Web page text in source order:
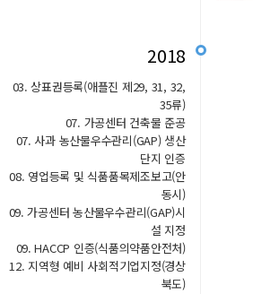
2018
03. 상표권등록(애플진 제29, 31, 32,
35류)
07. 가공센터 건축물 준공
07. 사과 농산물우수관리(GAP) 생산
단지 인증
08. 영업등록 및 식품품목제조보고(안
동시)
09. 가공센터 농산물우수관리(GAP)시
설 지정
09. HACCP 인증(식품의약품안전처)
12. 지역형 예비 사회적기업지정(경상
북도)